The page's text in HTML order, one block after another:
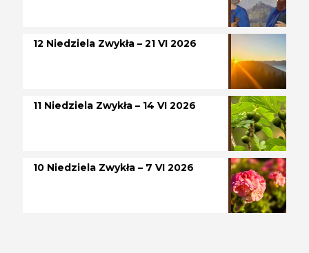
12 Niedziela Zwykła – 21 VI 2026
11 Niedziela Zwykła – 14 VI 2026
10 Niedziela Zwykła – 7 VI 2026